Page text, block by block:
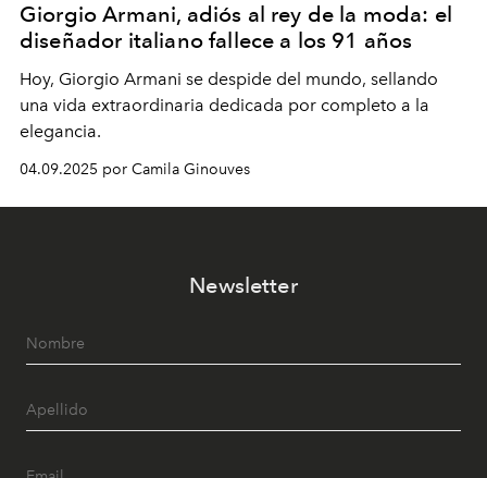
Giorgio Armani, adiós al rey de la moda: el
diseñador italiano fallece a los 91 años
Hoy, Giorgio Armani se despide del mundo, sellando
una vida extraordinaria dedicada por completo a la
elegancia.
04.09.2025 por Camila Ginouves
Newsletter